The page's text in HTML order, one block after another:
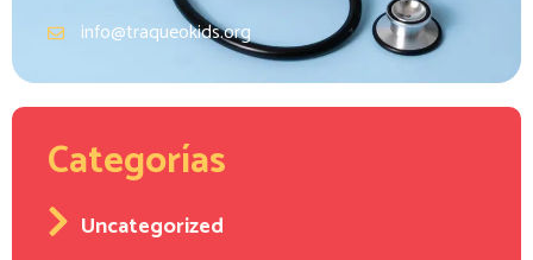
info@traqueokids.org
Categorías
Uncategorized